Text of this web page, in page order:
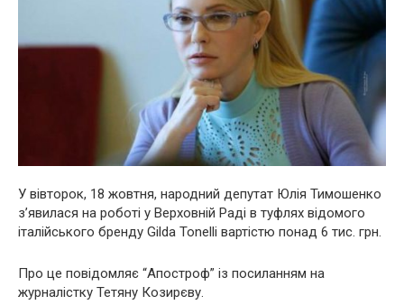
У вівторок, 18 жовтня, народний депутат Юлія Тимошенко
з’явилася на роботі у Верховній Раді в туфлях відомого
італійського бренду Gilda Tonelli вартістю понад 6 тис. грн.
Про це повідомляє “Апостроф” із посиланням на
журналістку Тетяну Козирєву.